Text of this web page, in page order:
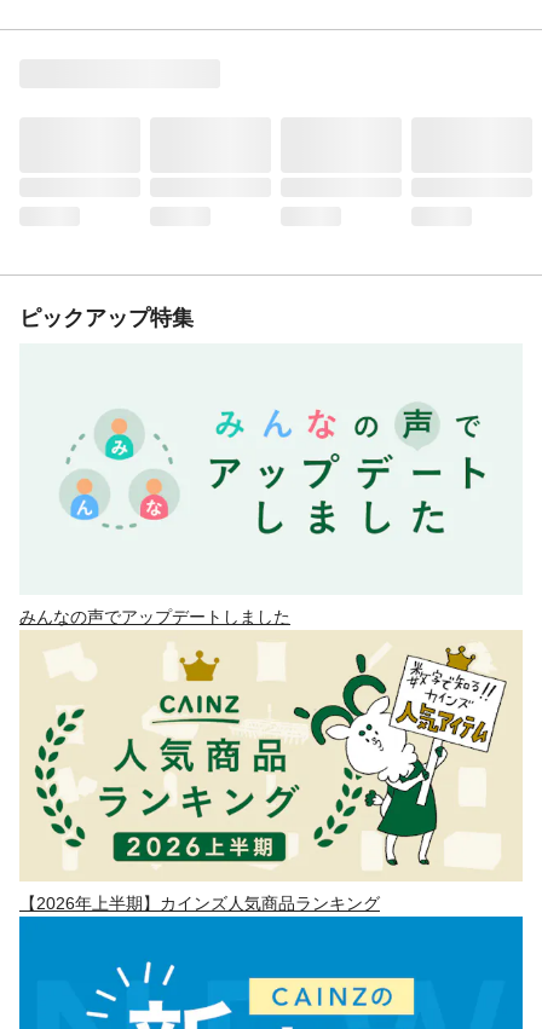
ピックアップ特集
みんなの声でアップデートしました
【2026年上半期】カインズ人気商品ランキング